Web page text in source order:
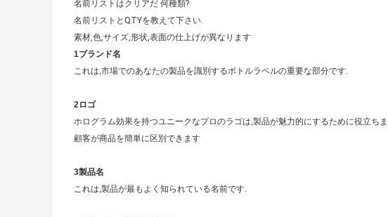
名前リストはクリアだ 何種類?
名前リストとQTYを教えて下さい.
素材,色,サイズ,形状,表面の仕上げが異なります
1ブランド名
これは,市場でのあなたの製品を識別するボトルラベルの重要な部分です.
2ロゴ
ホログラム効果を持つユニークなプロのラゴは,製品が魅力的にするために役立ち
顧客が商品を簡単に区別できます
3製品名
これは,製品が最もよく知られている名前です.